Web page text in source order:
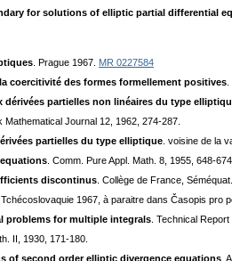
for solutions of elliptic partial differential
. Prague 1967. MR 0227584
coercitivité des formes formellement positives
partielles non linéaires du type
Mathematical Journal 12, 1962, 274-287.
partielles du type elliptique . voisine de la
. Comm. Pure Appl. Math. 8, 1955, 648-674.
discontinus . Collège de France,
Tchécoslovaquie 1967, à paraitre dans Časopis pro
problems for multiple integrals . Technical
II, 1930, 171-180.
of second order elliptic divergence equations .